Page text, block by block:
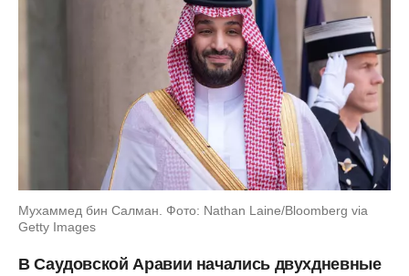
Мухаммед бин Салман. Фото: Nathan Laine/Bloomberg via
Getty Images
В Саудовской Аравии начались двухдневные